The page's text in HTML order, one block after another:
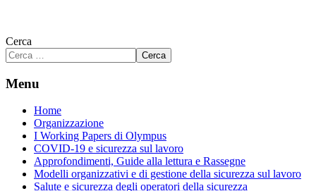
Cerca
Cerca
Menu
Home
Organizzazione
I Working Papers di Olympus
COVID-19 e sicurezza sul lavoro
Approfondimenti, Guide alla lettura e Rassegne
Modelli organizzativi e di gestione della sicurezza sul lavoro
Salute e sicurezza degli operatori della sicurezza